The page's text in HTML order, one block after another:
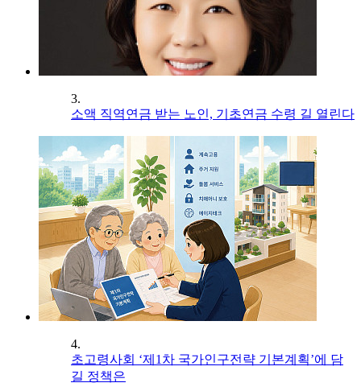
3.
소액 직역연금 받는 노인, 기초연금 수령 길 열린다
4.
초고령사회 ‘제1차 국가인구전략 기본계획’에 담
길 정책은